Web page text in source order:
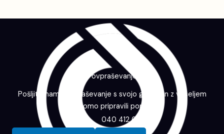
Povpraševanje
Pošljite nam povpraševanje s svojo grafiko in z veseljem
vam bomo pripravili ponudbo.
040 412 643